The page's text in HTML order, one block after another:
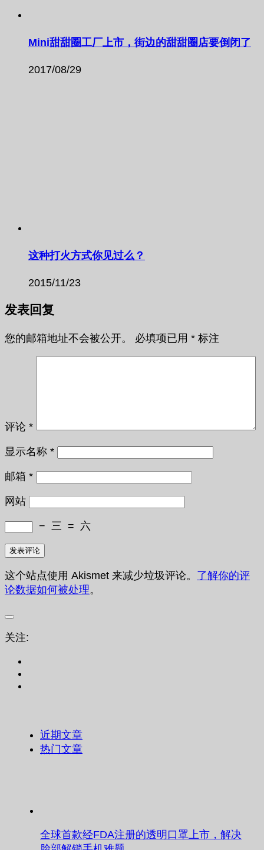
Mini甜甜圈工厂上市，街边的甜甜圈店要倒闭了
2017/08/29
这种打火方式你见过么？
2015/11/23
发表回复
您的邮箱地址不会被公开。 必填项已用 * 标注
评论 *
显示名称 *
邮箱 *
网站
− 三 = 六
这个站点使用 Akismet 来减少垃圾评论。 了解你的评
论数据如何被处理。
关注:
近期文章
热门文章
全球首款经FDA注册的透明口罩上市，解决